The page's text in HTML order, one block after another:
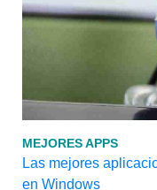
MEJORES APPS
Las mejores
en Windows